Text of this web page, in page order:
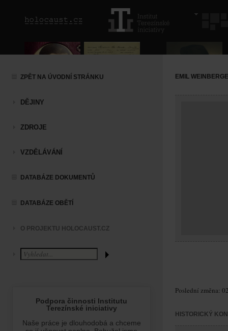
ZPĚT NA ÚVODNÍ STRÁNKU
DĚJINY
ZDROJE
VZDĚLÁVÁNÍ
DATABÁZE DOKUMENTŮ
DATABÁZE OBĚTÍ
O PROJEKTU HOLOCAUST.CZ
EMIL
Poslední změna:
HISTORICKÝ